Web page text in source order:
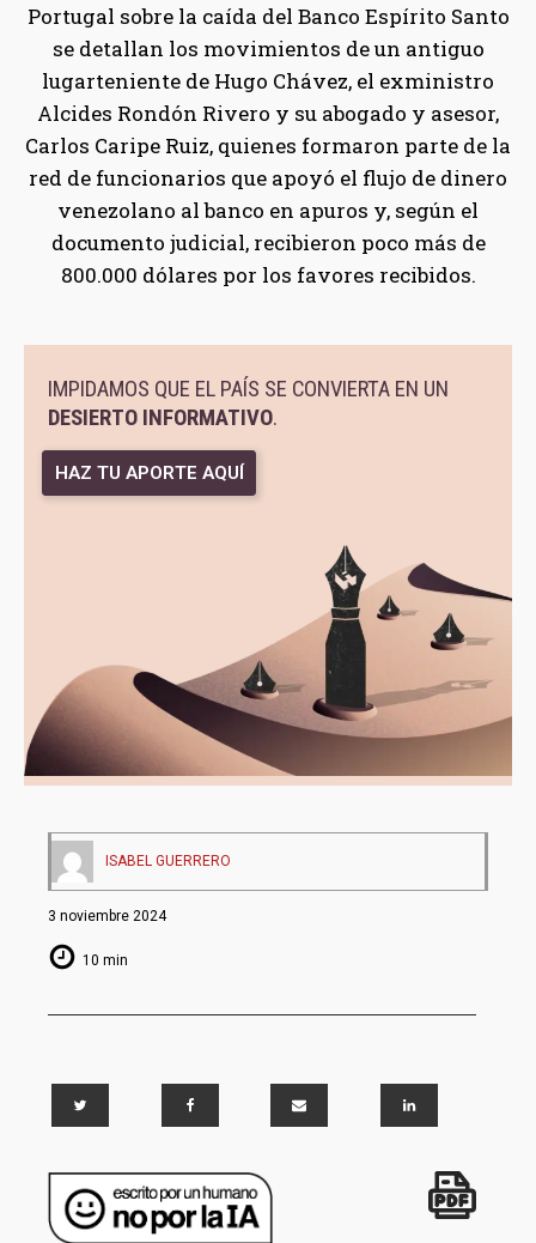
Portugal sobre la caída del Banco Espírito Santo
se detallan los movimientos de un antiguo
lugarteniente de Hugo Chávez, el exministro
Alcides Rondón Rivero y su abogado y asesor,
Carlos Caripe Ruiz, quienes formaron parte de la
red de funcionarios que apoyó el flujo de dinero
venezolano al banco en apuros y, según el
documento judicial, recibieron poco más de
800.000 dólares por los favores recibidos.
IMPIDAMOS QUE EL PAÍS SE CONVIERTA EN UN
DESIERTO INFORMATIVO.
HAZ TU APORTE AQUÍ
ISABEL GUERRERO
3 noviembre 2024
10 min